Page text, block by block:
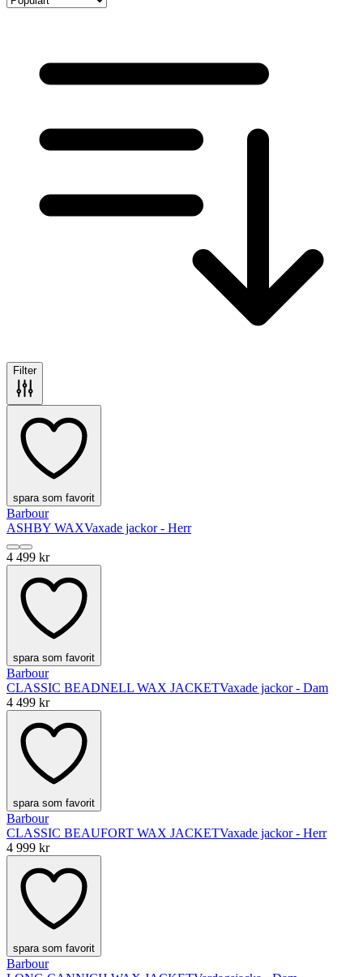
Filter
spara som favorit
Barbour
ASHBY WAXVaxade jackor - Herr
4 499 kr
spara som favorit
Barbour
CLASSIC BEADNELL WAX JACKETVaxade jackor - Dam
4 499 kr
spara som favorit
Barbour
CLASSIC BEAUFORT WAX JACKETVaxade jackor - Herr
4 999 kr
spara som favorit
Barbour